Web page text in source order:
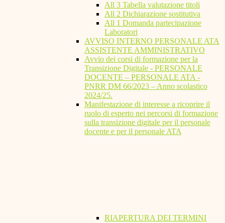
All 3 Tabella valutazione titoli
All 2 Dichiarazione sostitutiva
All 1 Domanda partecipazione
Laboratori
AVVISO INTERNO PERSONALE ATA
ASSISTENTE AMMINISTRATIVO
Avvio dei corsi di formazione per la
Transizione Digitale - PERSONALE
DOCENTE – PERSONALE ATA -
PNRR DM 66/2023 – Anno scolastico
2024/25.
Manifestazione di interesse a ricoprire il
ruolo di esperto nei percorsi di formazione
sulla transizione digitale per il personale
docente e per il personale ATA
RIAPERTURA DEI TERMINI